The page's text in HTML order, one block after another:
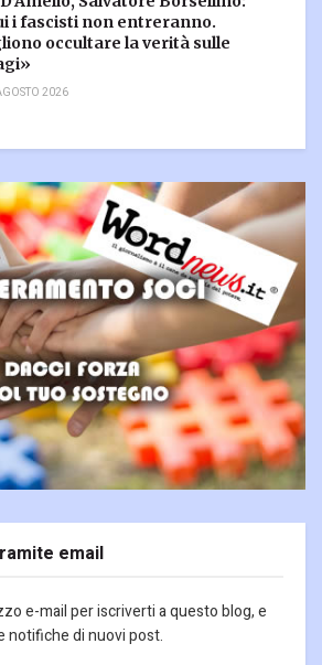
i fascisti non entreranno.
occultare la verità sulle
2026
email
e-mail per iscriverti a questo blog, e
notifiche di nuovi post.